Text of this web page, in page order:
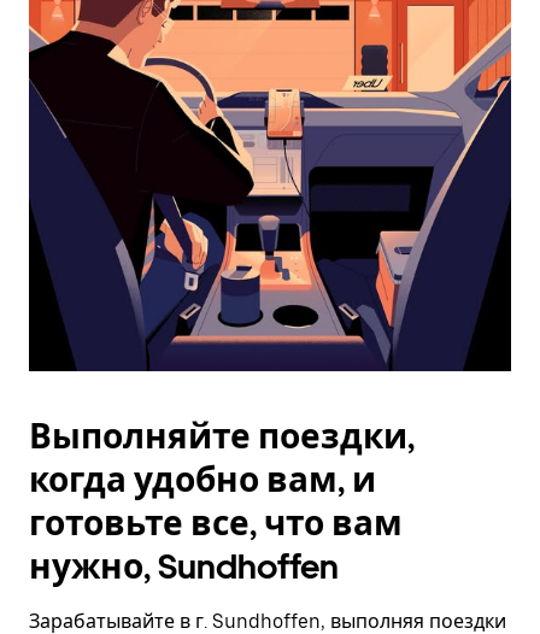
закрыть
календарь,
нажмите
Esc.
Выполняйте поездки,
когда удобно вам, и
готовьте все, что вам
нужно, Sundhoffen
Зарабатывайте в г. Sundhoffen, выполняя поездки